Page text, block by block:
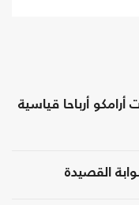
أرباحا قياسية
القصيدة